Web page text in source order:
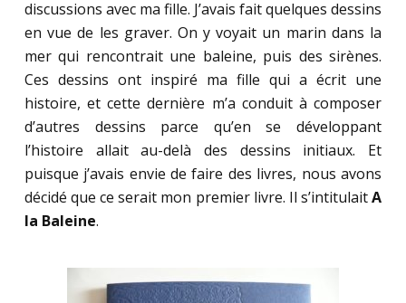
discussions avec ma fille. J’avais fait quelques dessins
en vue de les graver. On y voyait un marin dans la
mer qui rencontrait une baleine, puis des sirènes.
Ces dessins ont inspiré ma fille qui a écrit une
histoire, et cette dernière m’a conduit à composer
d’autres dessins parce qu’en se développant
l’histoire allait au-delà des dessins initiaux. Et
puisque j’avais envie de faire des livres, nous avons
décidé que ce serait mon premier livre. Il s’intitulaitA
la Baleine.